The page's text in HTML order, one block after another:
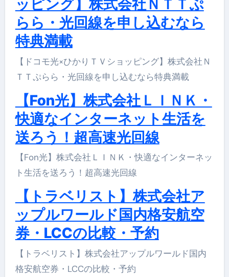
ッピング】株式会社ＮＴＴぷ
らら・光回線を申し込むなら
特典満載
【ドコモ光×ひかりＴＶショッピング】株式会社Ｎ
ＴＴぷらら・光回線を申し込むなら特典満載
【Fon光】株式会社ＬＩＮＫ・
快適なインターネット生活を
送ろう！超高速光回線
【Fon光】株式会社ＬＩＮＫ・快適なインターネッ
ト生活を送ろう！超高速光回線
【トラベリスト】株式会社ア
ップルワールド国内格安航空
券・LCCの比較・予約
【トラベリスト】株式会社アップルワールド国内
格安航空券・LCCの比較・予約